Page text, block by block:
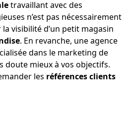
travaillant avec des
n’est pas nécessairement
visibilité d’un petit magasin
. En revanche, une agence
dans le marketing de
doute mieux à vos objectifs.
les références clients